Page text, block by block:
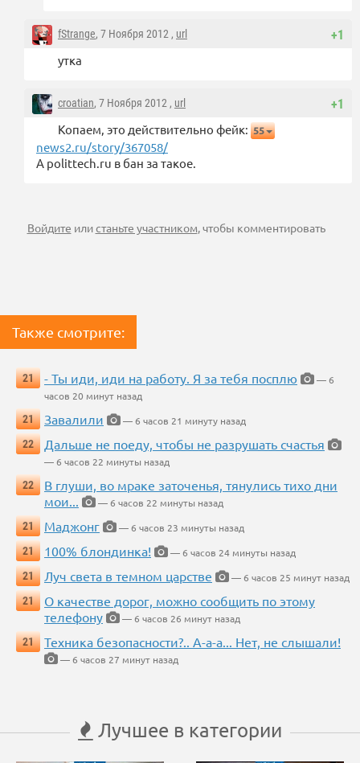
+1
fStrange, 7 Ноября 2012 , url
утка
+1
croatian, 7 Ноября 2012 , url
Копаем, это действительно фейк: 55
news2.ru/story/367058/
А polittech.ru в бан за такое.
Войдите илистаньте участником, чтобы комментировать
Также смотрите:
21 - Ты иди, иди на работу. Я за тебя посплю
— 6
часов 20 минут назад
21
Завалили
— 6 часов 21 минуту назад
22
Дальше не поеду, чтобы не разрушать счастья
— 6 часов 22 минуты назад
22
В глуши, во мраке заточенья, тянулись тихо дни
мои...
— 6 часов 22 минуты назад
21
Маджонг
— 6 часов 23 минуты назад
21
100% блондинка!
— 6 часов 24 минуты назад
21
Луч света в темном царстве
— 6 часов 25 минут назад
21
О качестве дорог, можно сообщить по этому
телефону
— 6 часов 26 минут назад
21
Техника безопасности?.. А-а-а... Нет, не слышали!
— 6 часов 27 минут назад
Лучшее в категории